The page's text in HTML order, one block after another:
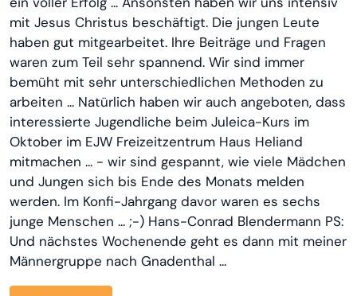
mit Jesus Christus beschäftigt. Die jungen Leute
haben gut mitgearbeitet. Ihre Beiträge und Fragen
waren zum Teil sehr spannend. Wir sind immer
bemüht mit sehr unterschiedlichen Methoden zu
arbeiten ... Natürlich haben wir auch angeboten, dass
interessierte Jugendliche beim Juleica-Kurs im
Oktober im EJW Freizeitzentrum Haus Heliand
mitmachen ... - wir sind gespannt, wie viele Mädchen
und Jungen sich bis Ende des Monats melden
werden. Im Konfi-Jahrgang davor waren es sechs
junge Menschen ... ;-) Hans-Conrad Blendermann PS:
Und nächstes Wochenende geht es dann mit meiner
Männergruppe nach Gnadenthal ...